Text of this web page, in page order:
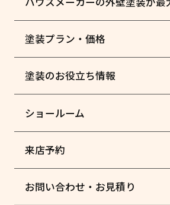
塗装プラン・価格
塗装のお役立ち情報
ショールーム
来店予約
お問い合わせ・お見積り